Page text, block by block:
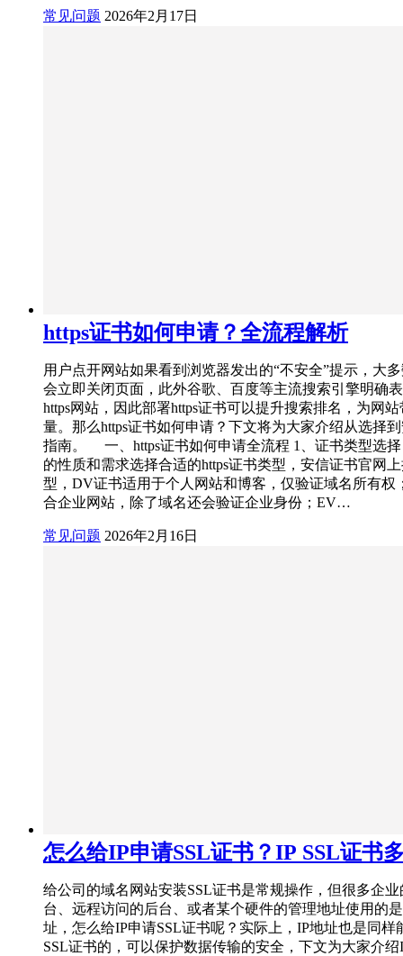
常见问题 2026年2月17日
https证书如何申请？全流程解析
用户点开网站如果看到浏览器发出的“不安全”提示，大
会立即关闭页面，此外谷歌、百度等主流搜索引擎明确
https网站，因此部署https证书可以提升搜索排名，为网
量。那么https证书如何申请？下文将为大家介绍从选择
指南。 一、https证书如何申请全流程 1、证书类型选
的性质和需求选择合适的https证书类型，安信证书官网
型，DV证书适用于个人网站和博客，仅验证域名所有权
合企业网站，除了域名还会验证企业身份；EV…
常见问题 2026年2月16日
怎么给IP申请SSL证书？IP SSL证书
给公司的域名网站安装SSL证书是常规操作，但很多企
台、远程访问的后台、或者某个硬件的管理地址使用的
址，怎么给IP申请SSL证书呢？实际上，IP地址也是同样
SSL证书的，可以保护数据传输的安全，下文为大家介绍